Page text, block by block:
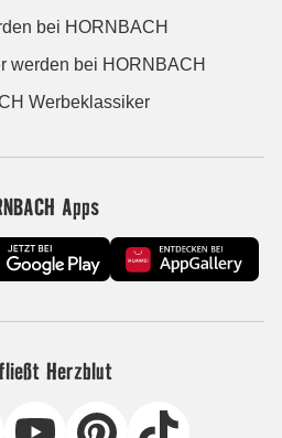
bei HORNBACH
werden bei HORNBACH
Werbeklassiker
Apps
Herzblut